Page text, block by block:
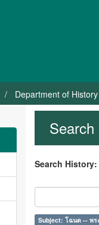
Department of History
Search
Search History:
Subject: โฉนด -- พร